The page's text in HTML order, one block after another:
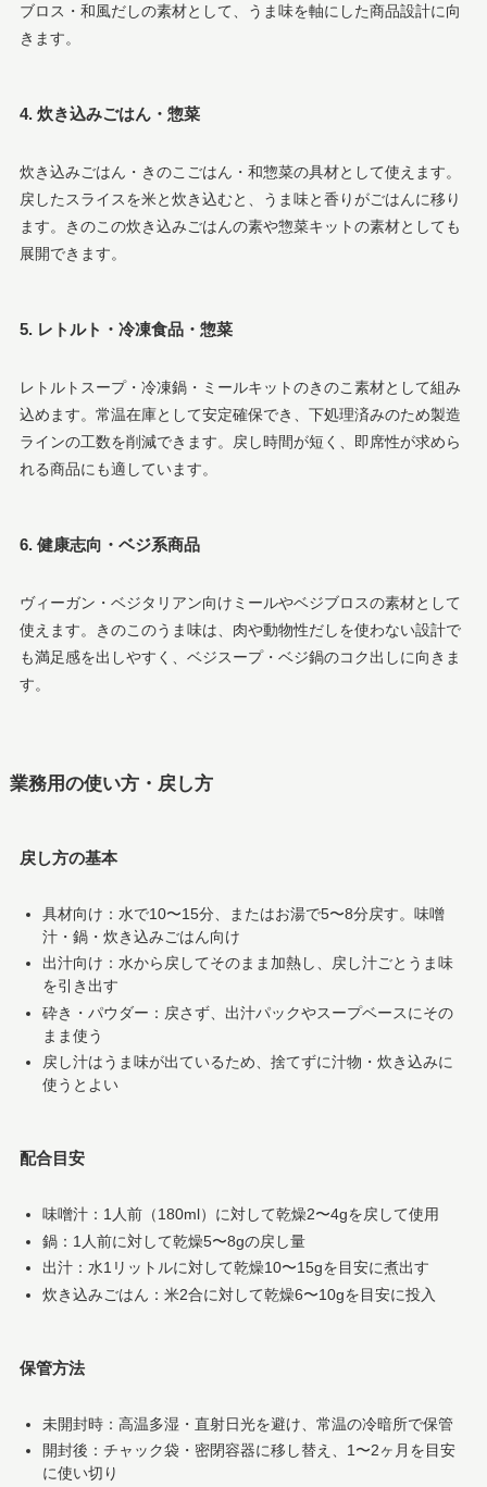
ブロス・和風だしの素材として、うま味を軸にした商品設計に向
きます。
4. 炊き込みごはん・惣菜
炊き込みごはん・きのこごはん・和惣菜の具材として使えます。
戻したスライスを米と炊き込むと、うま味と香りがごはんに移り
ます。きのこの炊き込みごはんの素や惣菜キットの素材としても
展開できます。
5. レトルト・冷凍食品・惣菜
レトルトスープ・冷凍鍋・ミールキットのきのこ素材として組み
込めます。常温在庫として安定確保でき、下処理済みのため製造
ラインの工数を削減できます。戻し時間が短く、即席性が求めら
れる商品にも適しています。
6. 健康志向・ベジ系商品
ヴィーガン・ベジタリアン向けミールやベジブロスの素材として
使えます。きのこのうま味は、肉や動物性だしを使わない設計で
も満足感を出しやすく、ベジスープ・ベジ鍋のコク出しに向きま
す。
業務用の使い方・戻し方
戻し方の基本
具材向け：水で10〜15分、またはお湯で5〜8分戻す。味噌
汁・鍋・炊き込みごはん向け
出汁向け：水から戻してそのまま加熱し、戻し汁ごとうま味
を引き出す
砕き・パウダー：戻さず、出汁パックやスープベースにその
まま使う
戻し汁はうま味が出ているため、捨てずに汁物・炊き込みに
使うとよい
配合目安
味噌汁：1人前（180ml）に対して乾燥2〜4gを戻して使用
鍋：1人前に対して乾燥5〜8gの戻し量
出汁：水1リットルに対して乾燥10〜15gを目安に煮出す
炊き込みごはん：米2合に対して乾燥6〜10gを目安に投入
保管方法
未開封時：高温多湿・直射日光を避け、常温の冷暗所で保管
開封後：チャック袋・密閉容器に移し替え、1〜2ヶ月を目安
に使い切り